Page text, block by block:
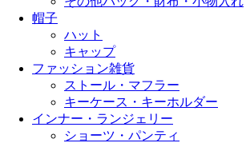
帽子
ハット
キャップ
ファッション雑貨
ストール・マフラー
キーケース・キーホルダー
インナー・ランジェリー
ショーツ・パンティ